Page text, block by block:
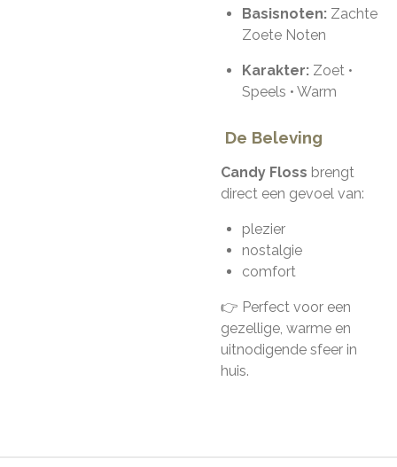
Basisnoten: Zachte
Zoete Noten
Karakter: Zoet •
Speels • Warm
De Beleving
Candy Floss brengt
direct een gevoel van:
plezier
nostalgie
comfort
👉 Perfect voor een
gezellige, warme en
uitnodigende sfeer in
huis.